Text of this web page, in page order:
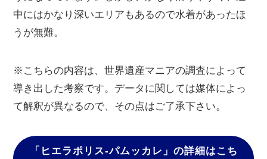
中にはかなり深いエリアもあるので水着があったほ
うが無難。
※こちらの内容は、世界遺産マニアの調査によって
導き出した考察です。データに関しては媒体によっ
て解釈が異なるので、その点はご了承下さい。
「ヒエラポリス-パムッカレ」 の詳細はこち